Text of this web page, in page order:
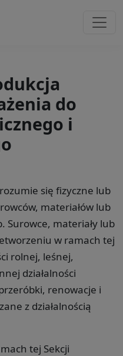
do
i
się fizyczne lub
materiałów lub
Surowce, materiały lub
w ramach tej
rolnej, leśnej,
działalności
renowacje i
z działalnością
tej Sekcji